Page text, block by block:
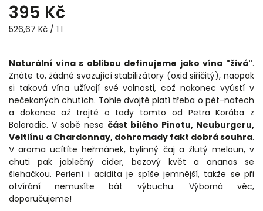
395 Kč
526,67 Kč / 1 l
Naturální vína s oblibou definujeme jako vína "živá".
Znáte to, žádné svazující stabilizátory (oxid siřičitý), naopak
si taková vína užívají své volnosti, což nakonec vyústí v
nečekaných chutích. Tohle dvojtě platí třeba o pét-natech
a dokonce až trojtě o tady tomto od Petra Korába z
Boleradic. V sobě nese část bílého Pinotu, Neuburgeru,
Veltlínu a Chardonnay, dohromady fakt dobrá souhra.
V aroma ucítíte heřmánek, bylinný čaj a žlutý meloun, v
chuti pak jablečný cider, bezový květ a ananas se
šlehačkou. Perlení i acidita je spíše jemnější, takže se při
otvírání nemusíte bát výbuchu. Výborná věc,
doporučujeme!